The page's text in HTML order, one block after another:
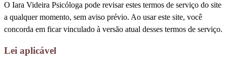
O Iara Videira Psicóloga pode revisar estes termos de serviço do site
a qualquer momento, sem aviso prévio. Ao usar este site, você
concorda em ficar vinculado à versão atual desses termos de serviço.
Lei aplicável